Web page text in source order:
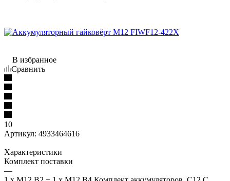
В избранное
Сравнить
10
Артикул: 4933464616
Характеристики
Комплект поставки
—